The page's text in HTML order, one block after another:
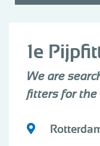
1e
We are
fitters for the